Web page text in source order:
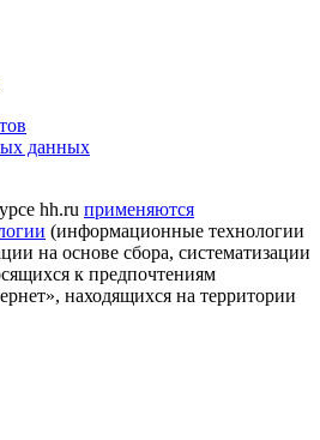
данных
hh.ru применяются
(информационные технологии
на основе сбора, систематизации
к предпочтениям
находящихся на территории